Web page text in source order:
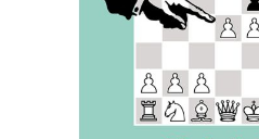
Instruire Generala
Instruire Generala